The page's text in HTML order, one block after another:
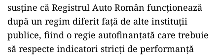
susține că Registrul Auto Român funcționează
după un regim diferit față de alte instituții
publice, fiind o regie autofinanțată care trebuie
să respecte indicatori stricți de performanță